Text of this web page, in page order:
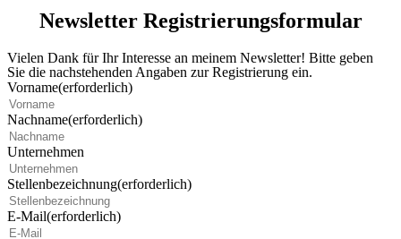
Newsletter Registrierungsformular
Vielen Dank für Ihr Interesse an meinem Newsletter! Bitte geben
Sie die nachstehenden Angaben zur Registrierung ein.
Vorname(erforderlich)
Nachname(erforderlich)
Unternehmen
Stellenbezeichnung(erforderlich)
E-Mail(erforderlich)